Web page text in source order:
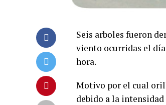
Seis arboles fueron
viento ocurridas el
hora.
Motivo por el cual
debido a la